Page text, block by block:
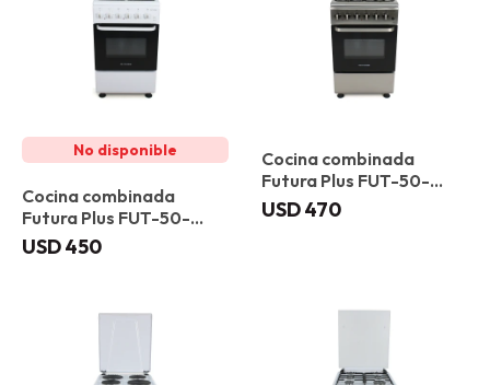
Cocina combinada
Futura Plus FUT-50-
C31B Girona
USD450
Cocina combinada
Futura Plus FUT-50-
C31X Ibiza
USD470